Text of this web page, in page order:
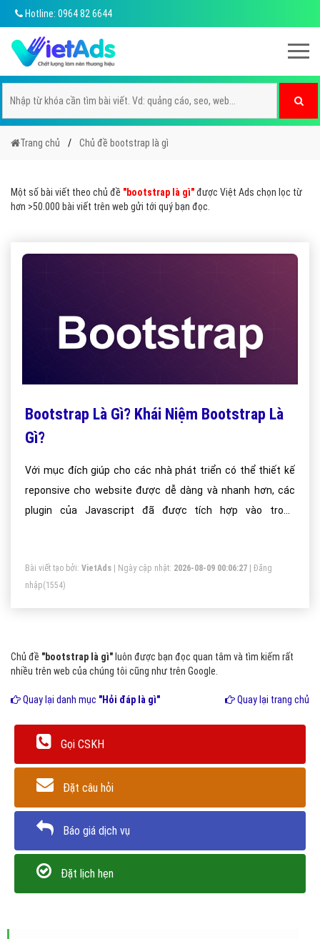
Hotline: 0964 82 6644
Trang chủ Chủ đề bootstrap là gì
Một số bài viết theo chủ đề "bootstrap là gì"được Việt Ads chọn lọc từ
hơn >50.000 bài viết trên web gửi tới quý bạn đọc.
Bootstrap Là Gì? Khái Niệm Bootstrap Là
Gì?
Với mục đích giúp cho các nhà phát triển có thể thiết kế
reponsive cho website được dễ dàng và nhanh hơn, các
plugin của Javascript đã được tích hợp vào trong
website, có hỗ trợ responsive .
Bài viết tạo bởi: VietAds | Ngày cập nhật: 2026-08-09 00:06:27
Đăng
nhập(1554)
Chủ đề "bootstrap là gì" luôn được bạn đọc quan tâm và tìm kiếm rất
nhiều trên web của chúng tôi cũng như trên Google.
Quay lại danh mục "Hỏi đáp là gì" Quay lại trang chủ
Gọi CSKH
Đặt câu hỏi
Báo giá dịch vụ
Đặt lịch hẹn